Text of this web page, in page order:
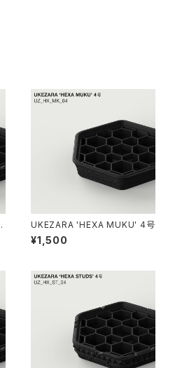
UKEZARA 'HEXA MUKU' 4号
¥1,500